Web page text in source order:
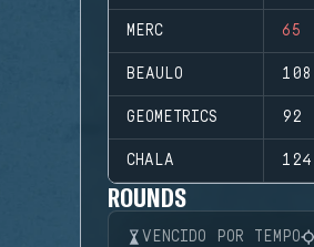
MERC 65
BEAULO 108
GEOMETRICS 92
CHALA 124
ROUNDS
VENCIDO POR TEMPO